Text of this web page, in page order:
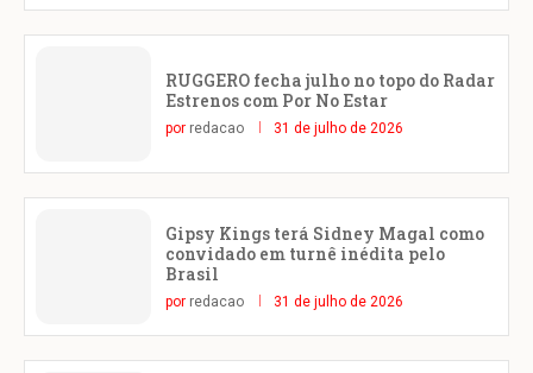
RUGGERO fecha julho no topo do Radar
Estrenos com Por No Estar
por redacao 31 de julho de 2026
Gipsy Kings terá Sidney Magal como
convidado em turnê inédita pelo
Brasil
por redacao 31 de julho de 2026